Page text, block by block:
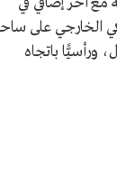
الخارجي على
ورأسيًّا باتجاه